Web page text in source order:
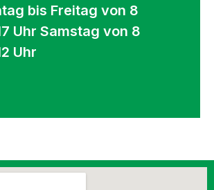
bis Freitag von 8
Uhr Samstag von 8
Uhr